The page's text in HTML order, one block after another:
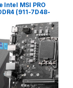
Intel MSI PRO
(911-7D48-